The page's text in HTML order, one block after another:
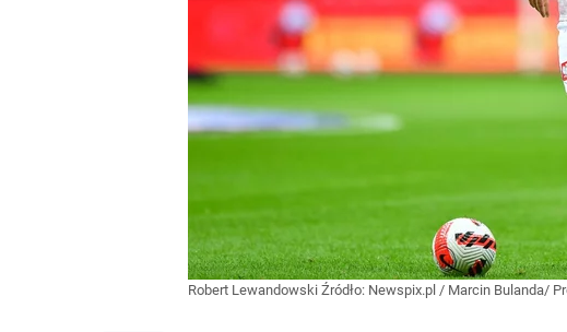
Robert Lewandowski Źródło: Newspix.pl / Marcin Bulanda/